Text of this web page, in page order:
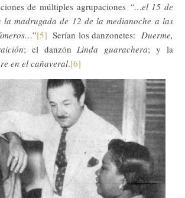
de múltiples agrupaciones “…el 15 de
la madrugada de 12 de la medianoche a las
”[5] Serían los danzonetes:Duerme,
; el danzónLinda guarachera; y la
en el cañaveral.[6]